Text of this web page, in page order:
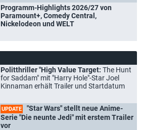
Programm-Highlights 2026/27 von
Paramount+, Comedy Central,
Nickelodeon und WELT
Politthriller "High Value Target: The Hunt
for Saddam" mit "Harry Hole"-Star Joel
Kinnaman erhält Trailer und Startdatum
UPDATE
"Star Wars" stellt neue Anime-
Serie "Die neunte Jedi" mit erstem Trailer
vor